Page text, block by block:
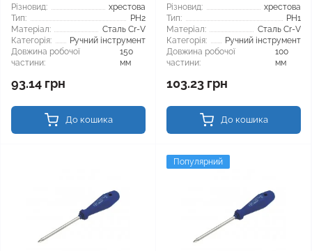
Різновид:
хрестова
Тип:
PH2
Матеріал:
Сталь Cr-V
Категорія:
Ручний інструмент
Довжина робочої
частини:
150
мм
93.14 грн
До кошика
Різновид:
хрестова
Тип:
PH1
Матеріал:
Сталь Cr-V
Категорія:
Ручний інструмент
Довжина робочої
частини:
100
мм
103.23 грн
До кошика
Популярний